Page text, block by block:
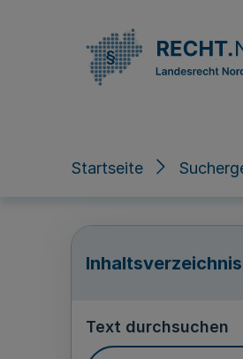
Startseite
Inhaltsverzeichnis
Text durchsuchen